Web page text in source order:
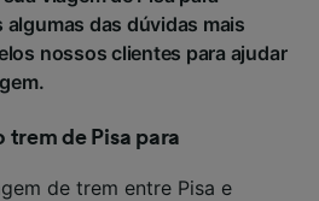
das dúvidas mais
nossos clientes para ajudar
de Pisa para
de trem entre Pisa e